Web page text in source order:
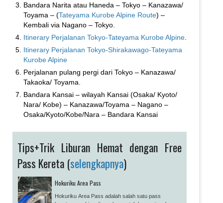
Bandara Narita atau Haneda – Tokyo – Kanazawa/
Toyama – (Tateyama Kurobe Alpine Route) –
Kembali via Nagano – Tokyo.
Itinerary Perjalanan Tokyo-Tateyama Kurobe Alpine
Itinerary Perjalanan Tokyo-Shirakawago-Tateyama
Kurobe Alpine
Perjalanan pulang pergi dari Tokyo – Kanazawa/
Takaoka/ Toyama.
Bandara Kansai – wilayah Kansai (Osaka/ Kyoto/
Nara/ Kobe) – Kanazawa/Toyama – Nagano –
Osaka/Kyoto/Kobe/Nara – Bandara Kansai
Tips+Trik Liburan Hemat dengan Free
Pass Kereta (selengkapnya)
Hokuriku Area Pass
Hokuriku Area Pass adalah salah satu pass